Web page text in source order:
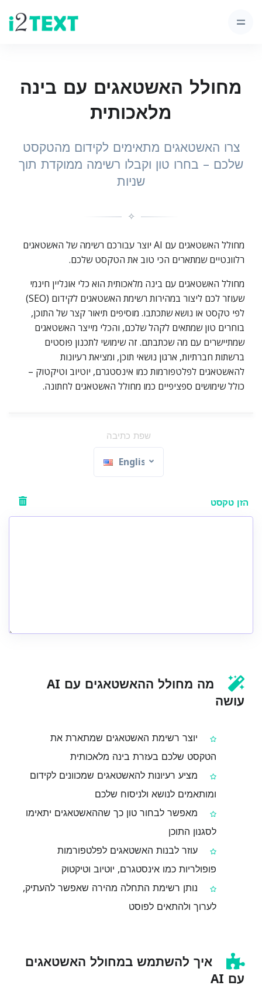
מחולל האשטאגים עם בינה
מלאכותית
צרו האשטאגים מתאימים לקידום מהטקסט
שלכם – בחרו טון וקבלו רשימה ממוקדת תוך
שניות
✧
מחולל האשטאגים עם AI יוצר עבורכם רשימה של האשטאגים
רלוונטיים שמתארים הכי טוב את הטקסט שלכם.
מחולל האשטאגים עם בינה מלאכותית הוא כלי אונליין חינמי
שעוזר לכם ליצור במהירות רשימת האשטאגים לקידום (SEO)
לפי טקסט או נושא שתכתבו. מוסיפים תיאור קצר של התוכן,
בוחרים טון שמתאים לקהל שלכם, והכלי מייצר האשטאגים
שמתיישרים עם מה שכתבתם. זה שימושי לתכנון פוסטים
ברשתות חברתיות, ארגון נושאי תוכן, ומציאת רעיונות
להאשטאגים לפלטפורמות כמו אינסטגרם, יוטיוב וטיקטוק –
כולל שימושים ספציפיים כמו מחולל האשטאגים לחתונה.
שפת כתיבה
English
הזן טקסט
מה מחולל ההאשטאגים עם AI
עושה
יוצר רשימת האשטאגים שמתארת את
הטקסט שלכם בעזרת בינה מלאכותית
מציע רעיונות להאשטאגים שמכוונים לקידום
ומותאמים לנושא ולניסוח שלכם
מאפשר לבחור טון כך שההאשטאגים יתאימו
לסגנון התוכן
עוזר לבנות האשטאגים לפלטפורמות
פופולריות כמו אינסטגרם, יוטיוב וטיקטוק
נותן רשימת התחלה מהירה שאפשר להעתיק,
לערוך ולהתאים לפוסט
איך להשתמש במחולל האשטאגים
עם AI